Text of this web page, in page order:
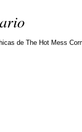
de The Hot Mess